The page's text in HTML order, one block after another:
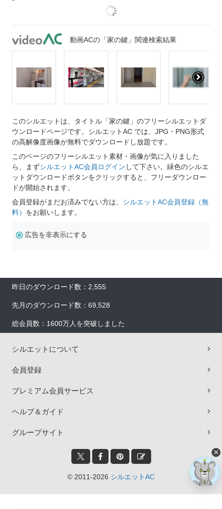
動画ACの「家の鍵」関連検索結果
このシルエットは、タイトル「家の鍵」のフリーシルエットダ
ウンロードページです。シルエットAC では、JPG・PNG形式
の高解像度画像が無料でダウンロードし放題です。
このページのフリーシルエット素材・画像が気に入りました
ら、まずシルエットAC会員ログイン して下さい。緑色のシルエ
ットダウンロードボタンをクリックすると、フリーダウンロー
ドが開始されます。
会員登録がまだお済みでない方は、 シルエットAC会員登録（無
料） をお願いします。
広告を非表示にする
昨日のダウンロード数：2,555
先月のダウンロード数：69,528
総会員数：1600万人を突破しました
シルエットについて
会員登録
プレミアム会員サービス
ヘルプ＆ガイド
グループサイト
© 2011-2026 シルエットAC
×